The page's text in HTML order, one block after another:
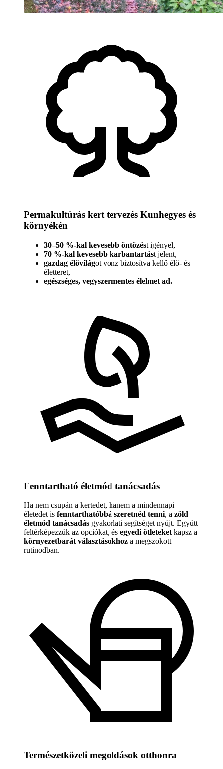
Permakultúrás kert tervezés Kunhegyes és
környékén
30–50 %-kal kevesebb öntözést igényel,
70 %-kal kevesebb karbantartást jelent,
gazdag élővilágot vonz biztosítva kellő élő- és
életteret,
egészséges, vegyszermentes élelmet ad.
Fenntartható életmód tanácsadás
Ha nem csupán a kertedet, hanem a mindennapi
életedet is fenntarthatóbbá szeretnéd tenni, a zöld
életmód tanácsadás gyakorlati segítséget nyújt. Együtt
feltérképezzük az opciókat, és egyedi ötleteketkapsz a
környezetbarát választásokhoz a megszokott
rutinodban.
Természetközeli megoldások otthonra